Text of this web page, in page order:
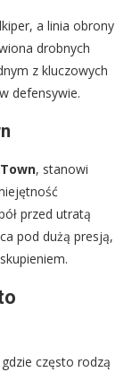
a linia obrony
drobnych
z kluczowych
defensywie.
, stanowi
przed utratą
pod dużą presją,
często rodzą